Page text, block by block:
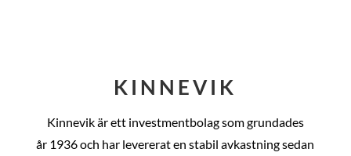
KINNEVIK
Kinnevik är ett investmentbolag som grundades
år 1936 och har levererat en stabil avkastning sedan